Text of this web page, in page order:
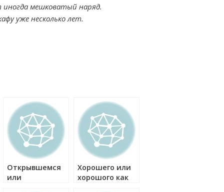
мешковатый наряд.
уже несколько лет.
Открывшемся
или
Хорошего или
хорошого как